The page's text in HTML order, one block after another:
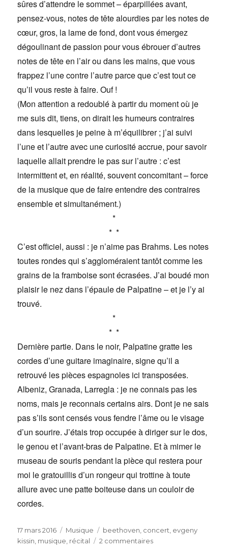
sûres d’attendre le sommet – éparpillées avant,
pensez-vous, notes de tête alourdies par les notes de
cœur, gros, la lame de fond, dont vous émergez
dégoulinant de passion pour vous ébrouer d’autres
notes de tête en l’air ou dans les mains, que vous
frappez l’une contre l’autre parce que c’est tout ce
qu’il vous reste à faire. Ouf !
(Mon attention a redoublé à partir du moment où je
me suis dit, tiens, on dirait les humeurs contraires
dans lesquelles je peine à m’équilibrer ; j’ai suivi
l’une et l’autre avec une curiosité accrue, pour savoir
laquelle allait prendre le pas sur l’autre : c’est
intermittent et, en réalité, souvent concomitant – force
de la musique que de faire entendre des contraires
ensemble et simultanément.)
*
* *
C’est officiel, aussi : je n’aime pas Brahms. Les notes
toutes rondes qui s’aggloméraient tantôt comme les
grains de la framboise sont écrasées. J’ai boudé mon
plaisir le nez dans l’épaule de Palpatine – et je l’y ai
trouvé.
*
* *
Dernière partie. Dans le noir, Palpatine gratte les
cordes d’une guitare imaginaire, signe qu’il a
retrouvé les pièces espagnoles ici transposées.
Albeniz, Granada, Larregla : je ne connais pas les
noms, mais je reconnais certains airs. Dont je ne sais
pas s’ils sont censés vous fendre l’âme ou le visage
d’un sourire. J’étais trop occupée à diriger sur le dos,
le genou et l’avant-bras de Palpatine. Et à mimer le
museau de souris pendant la pièce qui restera pour
moi le gratouillis d’un rongeur qui trottine à toute
allure avec une patte boiteuse dans un couloir de
cordes.
Publié
le
17 mars 2016 Catégories
Musique Étiquettes
beethoven, concert, evgeny
kissin, musique, récital 2 commentairessur